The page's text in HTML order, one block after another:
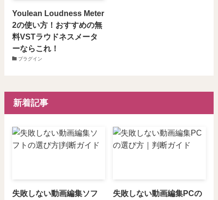
Youlean Loudness Meter
2の使い方！おすすめの無
料VSTラウドネスメータ
ーならこれ！
プラグイン
新着記事
失敗しない動画編集ソフ
失敗しない動画編集PCの